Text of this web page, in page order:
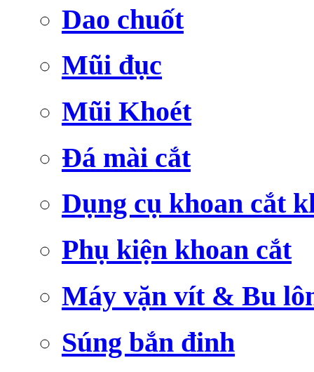
Dao chuốt
Mũi đục
Mũi Khoét
Đá mài cắt
Dụng cụ khoan cắt
Phụ kiện khoan cắt
Máy vặn vít & Bu
Súng bắn đinh